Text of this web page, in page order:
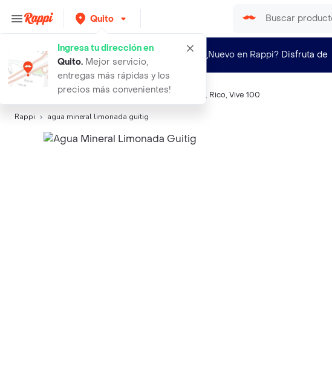
Quito
Ingresa tu dirección en
Quito. Mejor servicio,
entregas más rápidas y los
precios más convenientes!
¿Nuevo en Rappi? Disfruta de
Búsquedas relacionadas: Otras aguas,Güitig , Rico, Vive 100
Rappi agua mineral limonada guitig